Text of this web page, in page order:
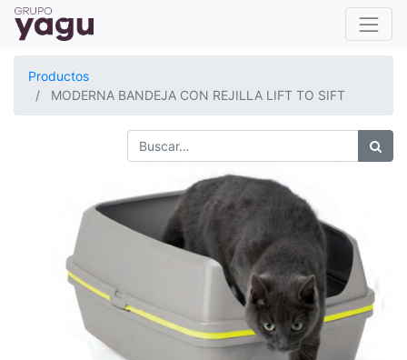
Productos
MODERNA BANDEJA CON REJILLA LIFT TO SIFT